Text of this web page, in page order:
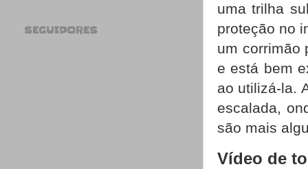
uma trilha
proteção no
um corrimão
e está bem
ao utilizá-la.
escalada,
são mais
Vídeo de
SEGUIDORES